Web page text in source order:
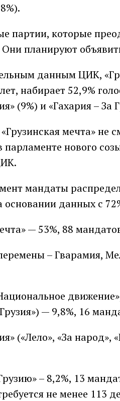
партии, которые
планируют
данным ЦИК,
набирает 52,9%
(9%) и «Гахария – За
мечта» не
парламенте нового
мандаты
основании данных с
— 53%, 88
– Гварамия,
— 9,8%, 16
(«Лело», «За
– 8,2%, 13
не менее 113